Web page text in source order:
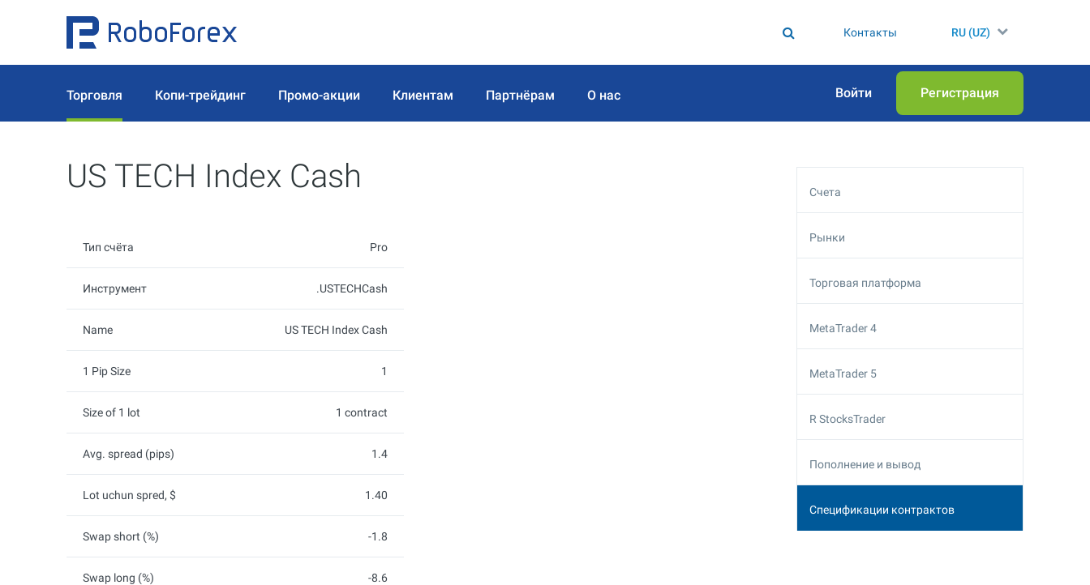
Контакты RU (UZ)
Торговля Копи-трейдинг Промо-акции Клиентам Партнёрам О нас Войти Регистрация
US TECH Index Cash
Тип счёта Pro
Инструмент .USTECHCash
Name US TECH Index Cash
1 Pip Size 1
Size of 1 lot 1 contract
Avg. spread (pips) 1.4
Lot uchun spred, $ 1.40
Swap short (%) -1.8
Swap long (%) -8.6
Счета
Рынки
Торговая платформа
MetaTrader 4
MetaTrader 5
R StocksTrader
Пополнение и вывод
Спецификации контрактов